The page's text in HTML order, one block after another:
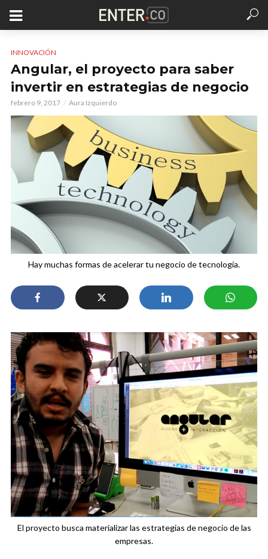
INNOVACIÓN
Angular, el proyecto para saber
invertir en estrategias de negocio
febrero 9, 2017 Aura Izquierdo
Hay muchas formas de acelerar tu negocio de tecnología.
El proyecto busca materializar las estrategias de negocio de las
empresas.